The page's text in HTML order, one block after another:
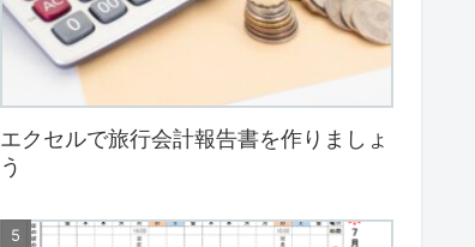
エクセルで旅行会計報告書を作りましょ
う